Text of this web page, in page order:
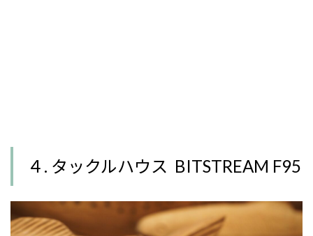
４. タックルハウス BITSTREAM F95